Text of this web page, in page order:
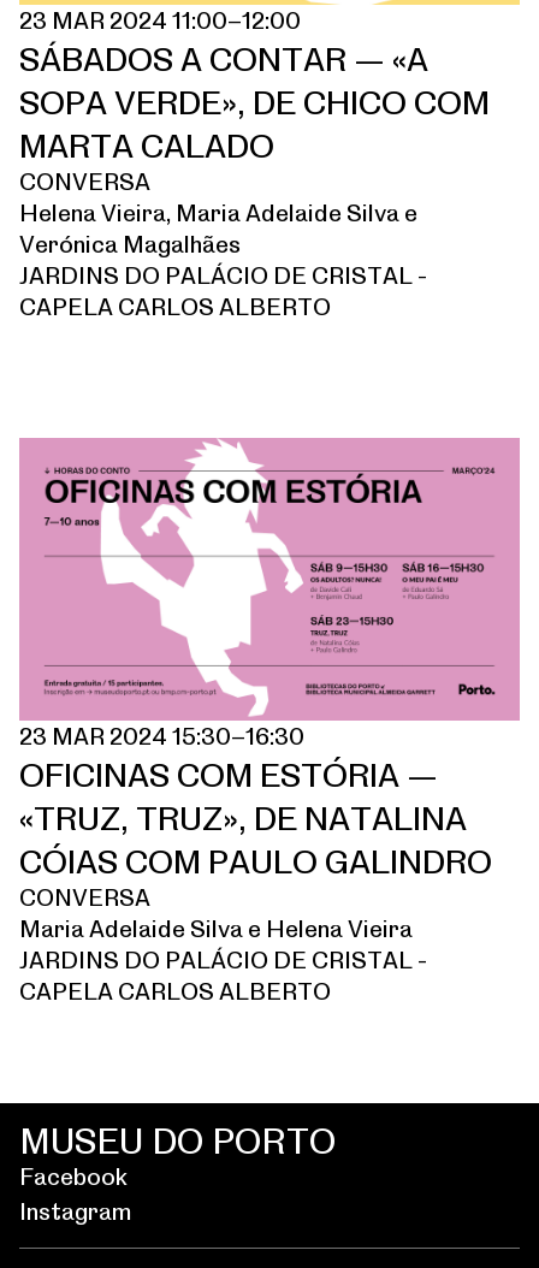
23 MAR 2024 11:00–12:00
SÁBADOS A CONTAR — «A
SOPA VERDE», DE CHICO COM
MARTA CALADO
CONVERSA
Helena Vieira, Maria Adelaide Silva e
Verónica Magalhães
JARDINS DO PALÁCIO DE CRISTAL -
CAPELA CARLOS ALBERTO
23 MAR 2024 15:30–16:30
OFICINAS COM ESTÓRIA —
«TRUZ, TRUZ», DE NATALINA
CÓIAS COM PAULO GALINDRO
CONVERSA
Maria Adelaide Silva e Helena Vieira
JARDINS DO PALÁCIO DE CRISTAL -
CAPELA CARLOS ALBERTO
MUSEU DO PORTO
Facebook
Instagram